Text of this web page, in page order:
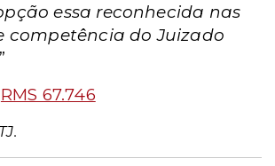
essa reconhecida nas
competência do Juizado
”
RMS 67.746